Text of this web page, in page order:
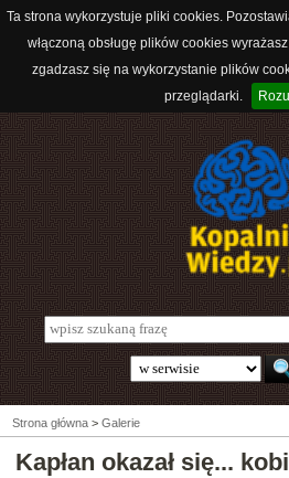
Ta strona wykorzystuje pliki cookies.
włączoną obsługę plików cookies
zgadzasz się na wykorzystanie plików
przeglądarki.
Strona główna > Galerie
Kapłan okazał się...